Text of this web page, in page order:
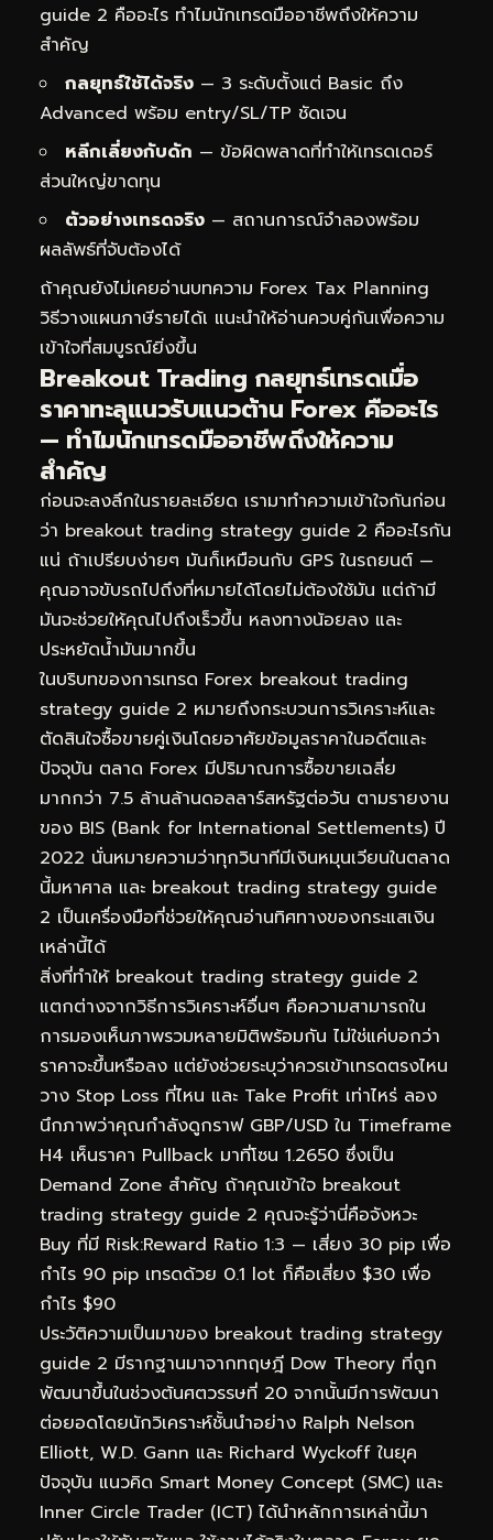
guide 2 คืออะไร ทำไมนักเทรดมืออาชีพถึงให้ความ
สำคัญ
กลยุทธ์ใช้ได้จริง — 3 ระดับตั้งแต่ Basic ถึง
Advanced พร้อม entry/SL/TP ชัดเจน
หลีกเลี่ยงกับดัก — ข้อผิดพลาดที่ทำให้เทรดเดอร์
ส่วนใหญ่ขาดทุน
ตัวอย่างเทรดจริง — สถานการณ์จำลองพร้อม
ผลลัพธ์ที่จับต้องได้
ถ้าคุณยังไม่เคยอ่านบทความ Forex Tax Planning
วิธีวางแผนภาษีรายได้เ แนะนำให้อ่านควบคู่กันเพื่อความ
เข้าใจที่สมบูรณ์ยิ่งขึ้น
Breakout Trading กลยุทธ์เทรดเมื่อ
ราคาทะลุแนวรับแนวต้าน Forex คืออะไร
— ทำไมนักเทรดมืออาชีพถึงให้ความ
สำคัญ
ก่อนจะลงลึกในรายละเอียด เรามาทำความเข้าใจกันก่อน
ว่า breakout trading strategy guide 2 คืออะไรกัน
แน่ ถ้าเปรียบง่ายๆ มันก็เหมือนกับ GPS ในรถยนต์ —
คุณอาจขับรถไปถึงที่หมายได้โดยไม่ต้องใช้มัน แต่ถ้ามี
มันจะช่วยให้คุณไปถึงเร็วขึ้น หลงทางน้อยลง และ
ประหยัดน้ำมันมากขึ้น
ในบริบทของการเทรด Forex breakout trading
strategy guide 2 หมายถึงกระบวนการวิเคราะห์และ
ตัดสินใจซื้อขายคู่เงินโดยอาศัยข้อมูลราคาในอดีตและ
ปัจจุบัน ตลาด Forex มีปริมาณการซื้อขายเฉลี่ย
มากกว่า 7.5 ล้านล้านดอลลาร์สหรัฐต่อวัน ตามรายงาน
ของ BIS (Bank for International Settlements) ปี
2022 นั่นหมายความว่าทุกวินาทีมีเงินหมุนเวียนในตลาด
นี้มหาศาล และ breakout trading strategy guide
2 เป็นเครื่องมือที่ช่วยให้คุณอ่านทิศทางของกระแสเงิน
เหล่านี้ได้
สิ่งที่ทำให้ breakout trading strategy guide 2
แตกต่างจากวิธีการวิเคราะห์อื่นๆ คือความสามารถใน
การมองเห็นภาพรวมหลายมิติพร้อมกัน ไม่ใช่แค่บอกว่า
ราคาจะขึ้นหรือลง แต่ยังช่วยระบุว่าควรเข้าเทรดตรงไหน
วาง Stop Loss ที่ไหน และ Take Profit เท่าไหร่ ลอง
นึกภาพว่าคุณกำลังดูกราฟ GBP/USD ใน Timeframe
H4 เห็นราคา Pullback มาที่โซน 1.2650 ซึ่งเป็น
Demand Zone สำคัญ ถ้าคุณเข้าใจ breakout
trading strategy guide 2 คุณจะรู้ว่านี่คือจังหวะ
Buy ที่มี Risk:Reward Ratio 1:3 — เสี่ยง 30 pip เพื่อ
กำไร 90 pip เทรดด้วย 0.1 lot ก็คือเสี่ยง $30 เพื่อ
กำไร $90
ประวัติความเป็นมาของ breakout trading strategy
guide 2 มีรากฐานมาจากทฤษฎี Dow Theory ที่ถูก
พัฒนาขึ้นในช่วงต้นศตวรรษที่ 20 จากนั้นมีการพัฒนา
ต่อยอดโดยนักวิเคราะห์ชั้นนำอย่าง Ralph Nelson
Elliott, W.D. Gann และ Richard Wyckoff ในยุค
ปัจจุบัน แนวคิด Smart Money Concept (SMC) และ
Inner Circle Trader (ICT) ได้นำหลักการเหล่านี้มา